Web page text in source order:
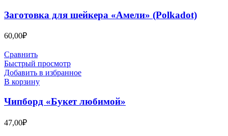
Заготовка для шейкера «Амели» (Polkadot)
60,00₽
Сравнить
Быстрый просмотр
Добавить в избранное
В корзину
Чипборд «Букет любимой»
47,00₽